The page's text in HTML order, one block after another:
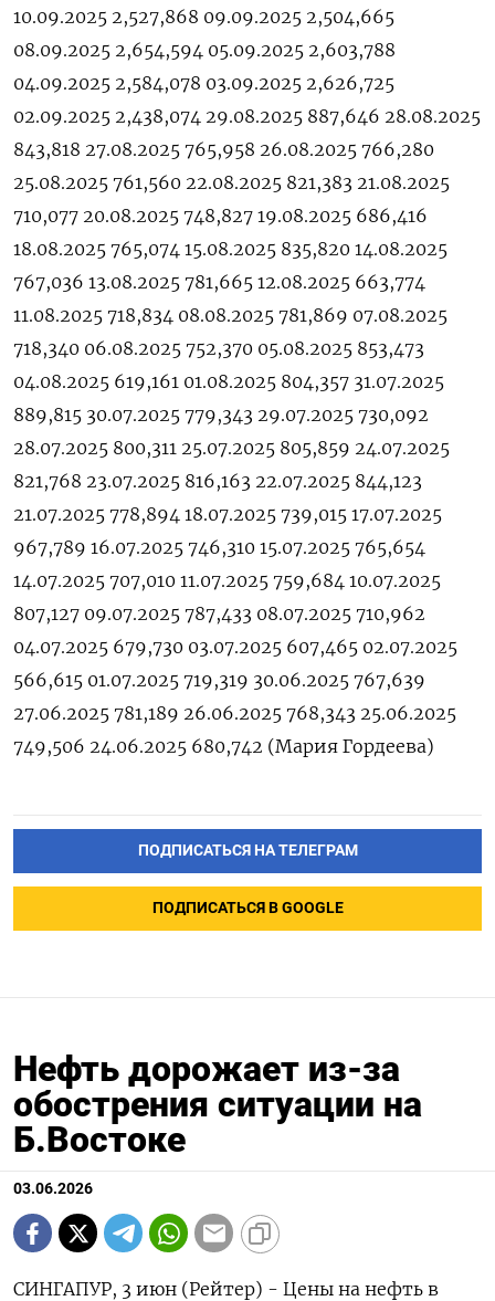
10.09.2025 2,527,868 09.09.2025 2,504,665
08.09.2025 2,654,594 05.09.2025 2,603,788
04.09.2025 2,584,078 03.09.2025 2,626,725
02.09.2025 2,438,074 29.08.2025 887,646 28.08.2025
843,818 27.08.2025 765,958 26.08.2025 766,280
25.08.2025 761,560 22.08.2025 821,383 21.08.2025
710,077 20.08.2025 748,827 19.08.2025 686,416
18.08.2025 765,074 15.08.2025 835,820 14.08.2025
767,036 13.08.2025 781,665 12.08.2025 663,774
11.08.2025 718,834 08.08.2025 781,869 07.08.2025
718,340 06.08.2025 752,370 05.08.2025 853,473
04.08.2025 619,161 01.08.2025 804,357 31.07.2025
889,815 30.07.2025 779,343 29.07.2025 730,092
28.07.2025 800,311 25.07.2025 805,859 24.07.2025
821,768 23.07.2025 816,163 22.07.2025 844,123
21.07.2025 778,894 18.07.2025 739,015 17.07.2025
967,789 16.07.2025 746,310 15.07.2025 765,654
14.07.2025 707,010 11.07.2025 759,684 10.07.2025
807,127 09.07.2025 787,433 08.07.2025 710,962
04.07.2025 679,730 03.07.2025 607,465 02.07.2025
566,615 01.07.2025 719,319 30.06.2025 767,639
27.06.2025 781,189 26.06.2025 768,343 25.06.2025
749,506 24.06.2025 680,742 (Мария ‌Гордеева)
ПОДПИСАТЬСЯ НА ТЕЛЕГРАМ
ПОДПИСАТЬСЯ В GOOGLE
Нефть дорожает из-за
обострения ситуации на
Б.Востоке
03.06.2026
СИНГАПУР, 3 июн (Рейтер) - Цены на нефть в